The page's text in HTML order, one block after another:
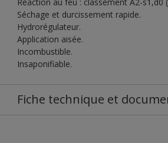
Séchage et durcissement rapide.
Hydrorégulateur.
Application aisée.
Incombustible.
Insaponifiable.
Fiche technique et